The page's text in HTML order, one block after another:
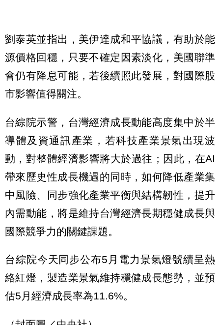
劉泰英並指出，美伊達成和平協議，有助於能
源價格回穩，只要不確定因素淡化，美國聯準
會仍有降息可能，若後續照此發展，對國際股
市影響值得關注。
台綜院示警，台灣經濟成長動能高度集中於半
導體及資通訊產業，若科技產業景氣出現波
動，對整體經濟影響將大於過往；因此，在AI
帶來歷史性成長機遇的同時，如何降低產業集
中風險、同步強化產業平衡與結構韌性，提升
內需動能，將是維持台灣經濟長期穩健成長與
國際競爭力的關鍵課題。
台綜院今天同步公布5月電力景氣燈號續呈熱
絡紅燈，製造業景氣維持穩健成長態勢，並預
估5月經濟成長率為11.6%。